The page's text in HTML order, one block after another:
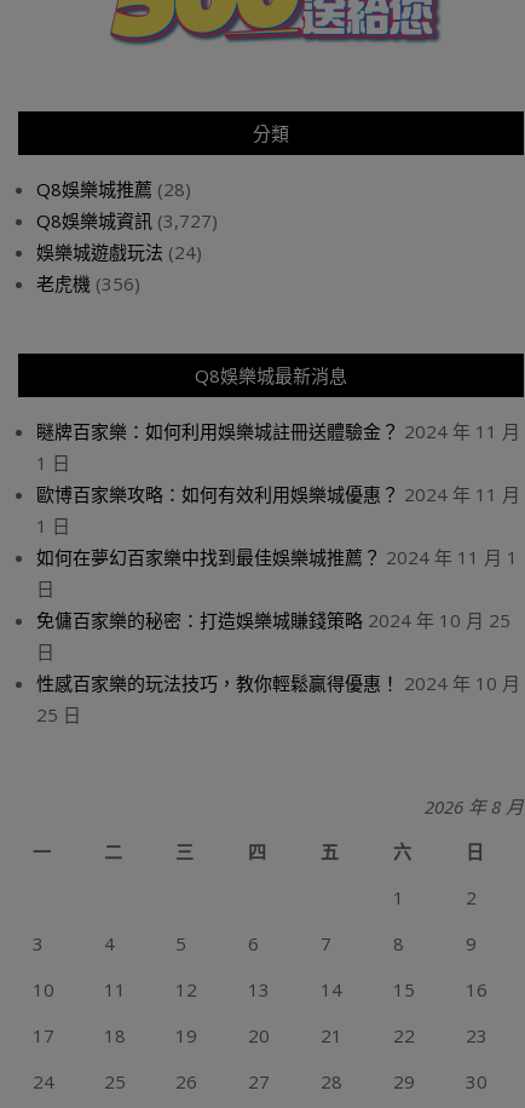
分類
Q8娛樂城推薦 (28)
Q8娛樂城資訊 (3,727)
娛樂城遊戲玩法 (24)
老虎機 (356)
Q8娛樂城最新消息
瞇牌百家樂：如何利用娛樂城註冊送體驗金？ 2024 年 11 月
1 日
歐博百家樂攻略：如何有效利用娛樂城優惠？ 2024 年 11 月
1 日
如何在夢幻百家樂中找到最佳娛樂城推薦？ 2024 年 11 月 1
日
免傭百家樂的秘密：打造娛樂城賺錢策略 2024 年 10 月 25
日
性感百家樂的玩法技巧，教你輕鬆贏得優惠！ 2024 年 10 月
25 日
2026 年 8 月
一
二 三 四 五 六
日
1
2
3
4 5 6 7 8
9
10
11 12 13 14 15
16
17
18 19 20 21 22
23
24
25 26 27 28 29
30